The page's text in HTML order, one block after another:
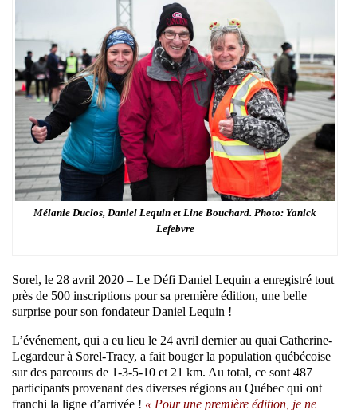
Mélanie Duclos, Daniel Lequin et Line Bouchard. Photo: Yanick
Lefebvre
Sorel, le 28 avril 2020 – Le Défi Daniel Lequin a enregistré tout
près de 500 inscriptions pour sa première édition, une belle
surprise pour son fondateur Daniel Lequin !
L’événement, qui a eu lieu le 24 avril dernier au quai Catherine-
Legardeur à Sorel-Tracy, a fait bouger la population québécoise
sur des parcours de 1-3-5-10 et 21 km. Au total, ce sont 487
participants provenant des diverses régions au Québec qui ont
franchi la ligne d’arrivée ! « Pour une première édition, je ne